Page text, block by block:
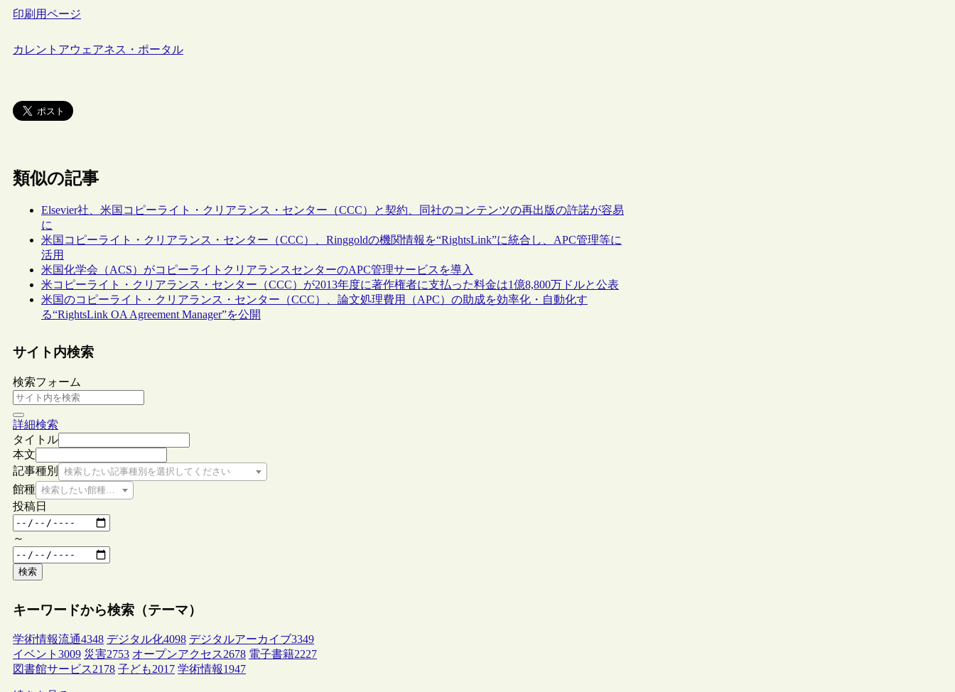
印刷用ページ
カレントアウェアネス・ポータル
類似の記事
Elsevier社、米国コピーライト・クリアランス・センター（CCC）と契約、同社のコンテンツの再出版の許諾が容易
に
米国コピーライト・クリアランス・センター（CCC）、Ringgoldの機関情報を“RightsLink”に統合し、APC管理等に
活用
米国化学会（ACS）がコピーライトクリアランスセンターのAPC管理サービスを導入
米コピーライト・クリアランス・センター（CCC）が2013年度に著作権者に支払った料金は1億8,800万ドルと公表
米国のコピーライト・クリアランス・センター（CCC）、論文処理費用（APC）の助成を効率化・自動化す
る“RightsLink OA Agreement Manager”を公開
サイト内検索
検索フォーム
詳細検索
タイトル
本文
記事種別
検索したい記事種別を選択してください
館種 検索したい館種を選択してください
投稿日
～
検索
キーワードから検索（テーマ）
学術情報流通4348 デジタル化4098 デジタルアーカイブ3349
イベント 3009 災害2753 オープンアクセス2678 電子書籍2227
図書館サービス2178 子ども2017 学術情報1947